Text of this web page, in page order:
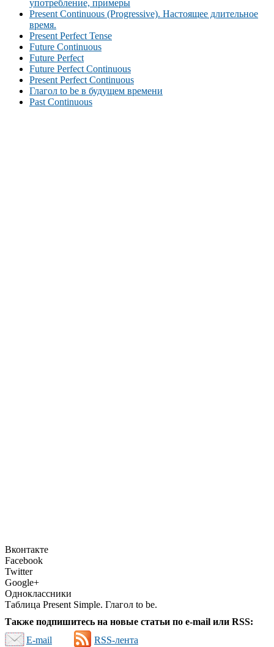
употребление, примеры
Present Continuous (Progressive). Настоящее длительное
время.
Present Perfect Tense
Future Continuous
Future Perfect
Future Perfect Continuous
Present Perfect Continuous
Глагол to be в будущем времени
Past Continuous
Вконтакте
Facebook
Twitter
Google+
Одноклассники
Таблица Present Simple. Глагол to be.
Также подпишитесь на новые статьи по e-mail или RSS:
E-mail
RSS-лента